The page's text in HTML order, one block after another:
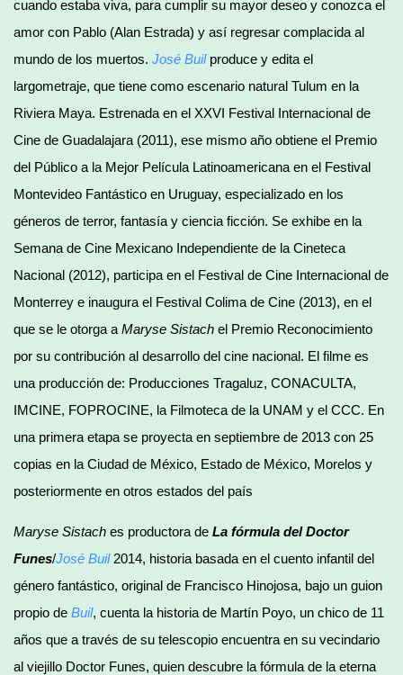
cuando estaba viva, para cumplir su mayor deseo y conozca el
amor con Pablo (Alan Estrada) y así regresar complacida al
mundo de los muertos. José Builproduce y edita el
largometraje, que tiene como escenario natural Tulum en la
Riviera Maya. Estrenada en el XXVI Festival Internacional de
Cine de Guadalajara (2011), ese mismo año obtiene el Premio
del Público a la Mejor Película Latinoamericana en el Festival
Montevideo Fantástico en Uruguay, especializado en los
géneros de terror, fantasía y ciencia ficción. Se exhibe en la
Semana de Cine Mexicano Independiente de la Cineteca
Nacional (2012), participa en el Festival de Cine Internacional de
Monterrey e inaugura el Festival Colima de Cine (2013), en el
que se le otorga a Maryse Sistach el Premio Reconocimiento
por su contribución al desarrollo del cine nacional. El filme es
una producción de: Producciones Tragaluz, CONACULTA,
IMCINE, FOPROCINE, la Filmoteca de la UNAM y el CCC. En
una primera etapa se proyecta en septiembre de 2013 con 25
copias en la Ciudad de México, Estado de México, Morelos y
posteriormente en otros estados del país
Maryse Sistach es productora de La fórmula del Doctor
Funes/José Buil2014, historia basada en el cuento infantil del
género fantástico, original de Francisco Hinojosa, bajo un guion
propio de Buil, cuenta la historia de Martín Poyo, un chico de 11
años que a través de su telescopio encuentra en su vecindario
al viejillo Doctor Funes, quien descubre la fórmula de la eterna